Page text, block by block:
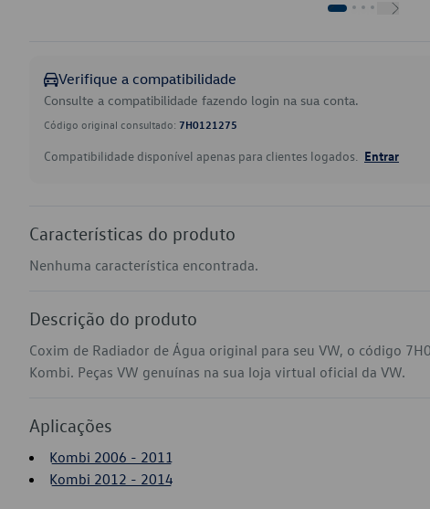
Verifique a compatibilidade
Consulte a compatibilidade fazendo login na sua conta.
Código original consultado: 7H0121275
Compatibilidade disponível apenas para clientes logados. Entrar
Características do produto
Nenhuma característica encontrada.
Descrição do produto
Coxim de Radiador de Água original para seu VW, o código
Kombi. Peças VW genuínas na sua loja virtual oficial da VW.
Aplicações
Kombi 2006 - 2011
Kombi 2012 - 2014